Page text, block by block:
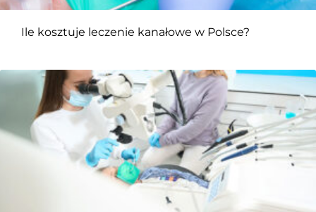
Ile kosztuje leczenie kanałowe w Polsce?